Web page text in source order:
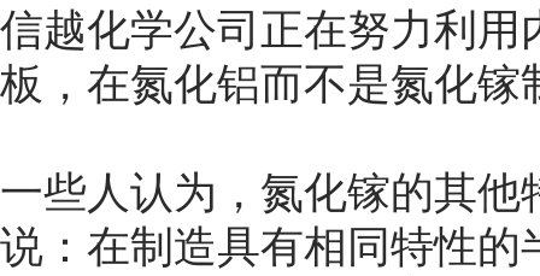
信越化学公司正在努力利
板，在氮化铝而不是氮化
一些人认为，氮化镓的其
说：在制造具有相同特性